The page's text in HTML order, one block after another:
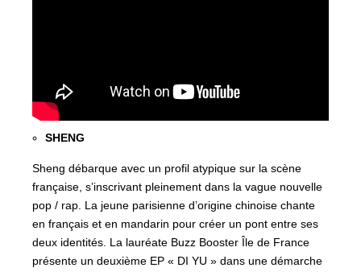
SHENG
Sheng débarque avec un profil atypique sur la scène
française, s’inscrivant pleinement dans la vague nouvelle
pop / rap. La jeune parisienne d’origine chinoise chante
en français et en mandarin pour créer un pont entre ses
deux identités. La lauréate Buzz Booster Île de France
présente un deuxième EP « DI YU » dans une démarche